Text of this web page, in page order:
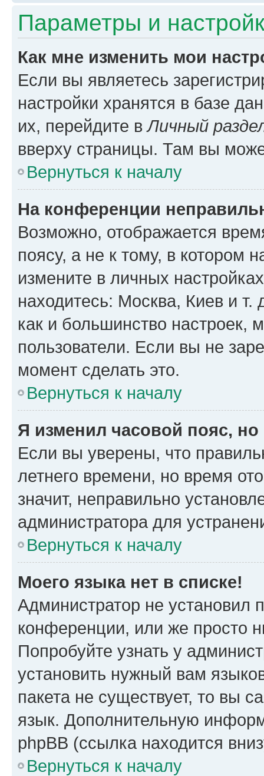
Параметры и
Как мне изменить мои
Если вы являетесь
настройки хранятся в базе
их, перейдите вЛичный
вверху страницы. Там вы
Вернуться к началу
На конференции
Возможно, отображается
поясу, а не к тому, в котором
измените в личных
находитесь: Москва, Киев и т.
как и большинство настроек,
пользователи. Если вы не
момент сделать это.
Вернуться к началу
Я изменил часовой пояс,
Если вы уверены, что
летнего времени, но время
значит, неправильно
администратора для
Вернуться к началу
Моего языка нет в списке!
Администратор не установил
конференции, или же просто
Попробуйте узнать у
установить нужный вам
пакета не существует, то вы
язык. Дополнительную
phpBB (ссылка находится
Вернуться к началу